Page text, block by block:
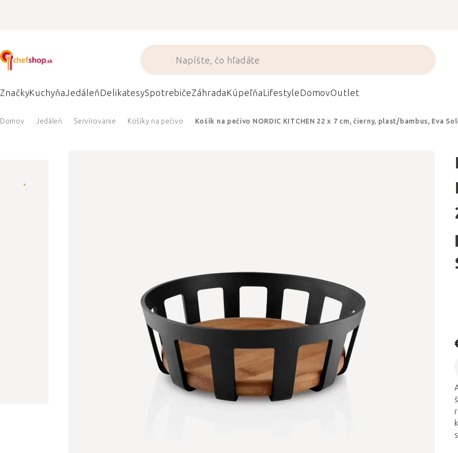
ZnačkyKuchyňaJedáleňDelikatesySpotrebičeZáhradaKúpeľňaLifestyleDomovOutlet
Domov Jedáleň Servírovanie Košíky na pečivo Košík na pečivo NORDIC KITCHEN 22 x 7 cm, čierny, plast/bambus, Eva